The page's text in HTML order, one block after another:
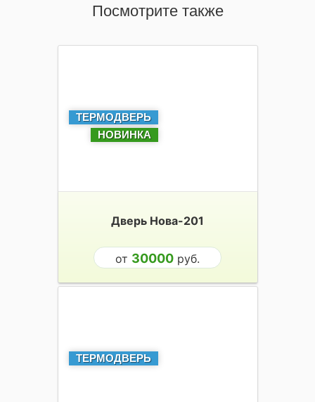
Посмотрите также
ТЕРМОДВЕРЬ
НОВИНКА
Дверь Нова-201
от 30000 руб.
ТЕРМОДВЕРЬ